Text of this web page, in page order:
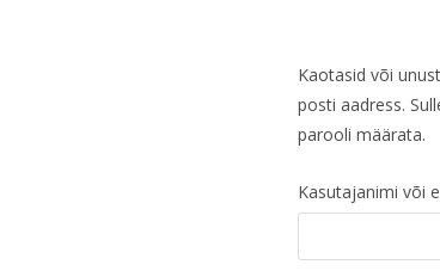
Kaotasid või
posti aadress.
parooli määrata.
Kasutajanimi või